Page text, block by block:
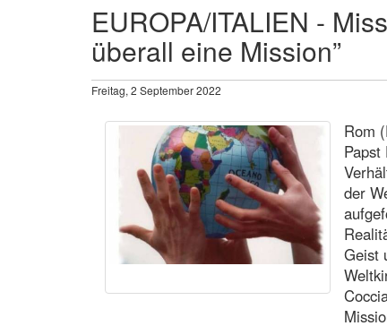
EUROPA/ITALIEN -
überall eine Mission”
Freitag, 2 September 2022
Rom
Papst
der
Geist